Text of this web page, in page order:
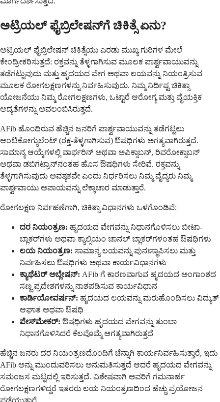
ಅಟ್ರಿಯಲ್ ಫೈಬ್ರಿಲೇಷನ್‌ಗೆ ಚಿಕಿತ್ಸೆ ಏನು?
ಅಟ್ರಿಯಲ್ ಫೈಬ್ರಿಲೇಷನ್ ಚಿಕಿತ್ಸೆಯು ಎರಡು ಮುಖ್ಯ ಗುರಿಗಳ ಮೇಲೆ
ಕೇಂದ್ರೀಕರಿಸುತ್ತದೆ: ರಕ್ತವನ್ನು ತೆಳ್ಳಗಾಗಿಸುವ ಮೂಲಕ ಪಾರ್ಶ್ವವಾಯುವನ್ನು
ತಡೆಗಟ್ಟುವುದು ಮತ್ತು ಹೃದಯದ ವೇಗ ಅಥವಾ ಲಯವನ್ನು ನಿಯಂತ್ರಿಸುವ
ಮೂಲಕ ರೋಗಲಕ್ಷಣಗಳನ್ನು ನಿರ್ವಹಿಸುವುದು. ನಿಮ್ಮ ನಿರ್ದಿಷ್ಟ ಚಿಕಿತ್ಸಾ
ಯೋಜನೆಯು ನಿಮ್ಮ ರೋಗಲಕ್ಷಣಗಳು, ಒಟ್ಟಾರೆ ಆರೋಗ್ಯ ಮತ್ತು ವೈಯಕ್ತಿಕ
ಆದ್ಯತೆಗಳನ್ನು ಅವಲಂಬಿಸಿರುತ್ತದೆ.
AFib ಹೊಂದಿರುವ ಹೆಚ್ಚಿನ ಜನರಿಗೆ ಪಾರ್ಶ್ವವಾಯುವನ್ನು ತಡೆಗಟ್ಟಲು
ಆಂಟಿಕೋಗ್ಯುಲೆಂಟ್ (ರಕ್ತ-ತೆಳ್ಳಗಾಗಿಸುವ) ಔಷಧಿಗಳು ಅಗತ್ಯವಾಗಿರುತ್ತದೆ.
ಸಾಮಾನ್ಯ ಆಯ್ಕೆಗಳಲ್ಲಿ ವಾರ್ಫರಿನ್ ಅಥವಾ ಅಪಿಕ್ಸಾಬನ್, ರಿವರೋಕ್ಸಾಬನ್
ಅಥವಾ ಡಬಿಗಟ್ರಾನ್‌ನಂತಹ ಹೊಸ ಔಷಧಿಗಳು ಸೇರಿವೆ. ರಕ್ತವನ್ನು
ತೆಳ್ಳಗಾಗಿಸುವುದು ಅವಶ್ಯಕವೇ ಎಂದು ನಿರ್ಧರಿಸಲು ನಿಮ್ಮ ವೈದ್ಯರು ನಿಮ್ಮ
ಪಾರ್ಶ್ವವಾಯು ಅಪಾಯವನ್ನು ಲೆಕ್ಕಾಚಾರ ಮಾಡುತ್ತಾರೆ.
ರೋಗಲಕ್ಷಣ ನಿರ್ವಹಣೆಗಾಗಿ, ಚಿಕಿತ್ಸಾ ವಿಧಾನಗಳು ಒಳಗೊಂಡಿವೆ:
ದರ ನಿಯಂತ್ರಣ: ಹೃದಯದ ವೇಗವನ್ನು ನಿಧಾನಗೊಳಿಸಲು ಬೀಟಾ-
ಬ್ಲಾಕರ್‌ಗಳು ಅಥವಾ ಕ್ಯಾಲ್ಸಿಯಂ ಚಾನಲ್ ಬ್ಲಾಕರ್‌ಗಳಂತಹ ಔಷಧಿಗಳು
ಲಯ ನಿಯಂತ್ರಣ: ಸಾಮಾನ್ಯ ಲಯವನ್ನು ಪುನಃಸ್ಥಾಪಿಸಲು ಮತ್ತು
ನಿರ್ವಹಿಸಲು ಔಷಧಿಗಳು ಅಥವಾ ಕಾರ್ಯವಿಧಾನಗಳು
ಕ್ಯಾಥೆಟರ್ ಅಬ್ಲೇಷನ್: AFib ಗೆ ಕಾರಣವಾಗುವ ಹೃದಯದ ಅಂಗಾಂಶದ
ಸಣ್ಣ ಪ್ರದೇಶಗಳನ್ನು ನಾಶಪಡಿಸುವ ಕಾರ್ಯವಿಧಾನ
ಕಾರ್ಡಿಯೋವರ್ಷನ್: ಹೃದಯದ ಲಯವನ್ನು ಮರುಹೊಂದಿಸಲು ವಿದ್ಯುತ್
ಆಘಾತ ಅಥವಾ ಔಷಧಿ
ಪೇಸ್‌ಮೇಕರ್: ಔಷಧಿಗಳು ಹೃದಯದ ವೇಗವನ್ನು ತುಂಬಾ
ನಿಧಾನಗೊಳಿಸಿದರೆ ಕೆಲವೊಮ್ಮೆ ಅಗತ್ಯವಾಗಿರುತ್ತದೆ
ಹೆಚ್ಚಿನ ಜನರು ದರ ನಿಯಂತ್ರಣದೊಂದಿಗೆ ಚೆನ್ನಾಗಿ ಕಾರ್ಯನಿರ್ವಹಿಸುತ್ತಾರೆ, ಇದು
AFib ಅನ್ನು ಮುಂದುವರಿಸಲು ಅನುಮತಿಸುತ್ತದೆ ಆದರೆ ಹೃದಯದ ವೇಗವನ್ನು
ಸಮಂಜಸ ಮಟ್ಟದಲ್ಲಿ ಇರಿಸುತ್ತದೆ. ವಿಶೇಷವಾಗಿ ಅವರಿಗೆ ಗಮನಾರ್ಹ
ರೋಗಲಕ್ಷಣಗಳಿದ್ದರೆ ಇತರರು ಲಯ ನಿಯಂತ್ರಣದಿಂದ ಹೆಚ್ಚು ಪ್ರಯೋಜನ